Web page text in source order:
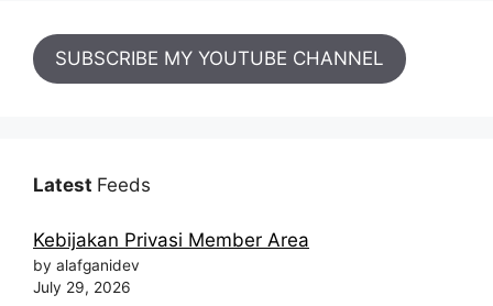
SUBSCRIBE MY YOUTUBE CHANNEL
Latest Feeds
Kebijakan Privasi Member Area
by alafganidev
July 29, 2026